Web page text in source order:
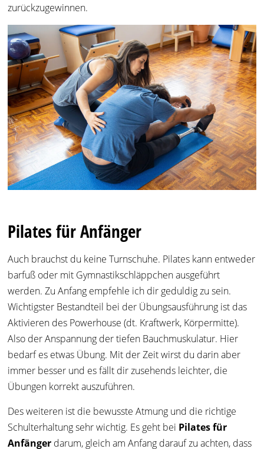
zurückzugewinnen.
Pilates für Anfänger
Auch brauchst du keine Turnschuhe. Pilates kann entweder
barfuß oder mit Gymnastikschläppchen ausgeführt
werden. Zu Anfang empfehle ich dir geduldig zu sein.
Wichtigster Bestandteil bei der Übungsausführung ist das
Aktivieren des Powerhouse (dt. Kraftwerk, Körpermitte).
Also der Anspannung der tiefen Bauchmuskulatur. Hier
bedarf es etwas Übung. Mit der Zeit wirst du darin aber
immer besser und es fällt dir zusehends leichter, die
Übungen korrekt auszuführen.
Des weiteren ist die bewusste Atmung und die richtige
Schulterhaltung sehr wichtig. Es geht bei Pilates für
Anfänger darum, gleich am Anfang darauf zu achten, dass